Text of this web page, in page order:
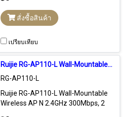
Free Cloud Control, Hardware
Controlสั่งซื้อสินค้า
เปรียบเทียบ
Ruijie RG-AP110-L Wall-Mountable Wireless Access Point N 2.4GHz 300Mbps Cloud
RG-AP110-L
Ruijie RG-AP110-L Wall-Mountable
Wireless AP N 2.4GHz 300Mbps, 2